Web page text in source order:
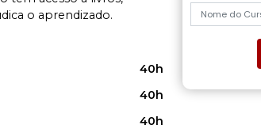
o aprendizado.
40h
40h
40h